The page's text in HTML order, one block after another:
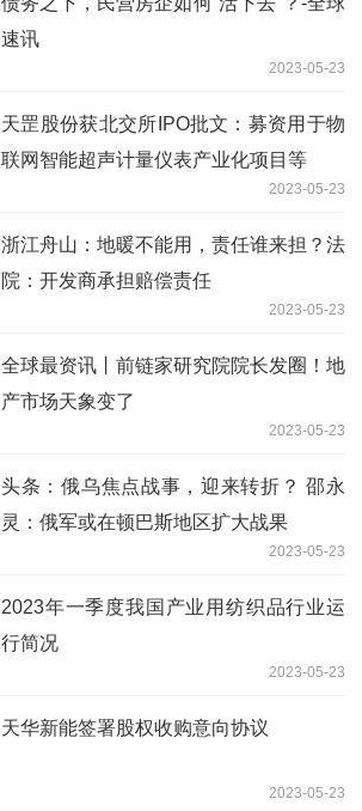
速讯
2023-05-23
天罡股份获北交所IPO批文：募资用于物
联网智能超声计量仪表产业化项目等
2023-05-23
浙江舟山：地暖不能用，责任谁来担？法
院：开发商承担赔偿责任
2023-05-23
全球最资讯丨前链家研究院院长发圈！地
产市场天象变了
2023-05-23
头条：俄乌焦点战事，迎来转折？ 邵永
灵：俄军或在顿巴斯地区扩大战果
2023-05-23
2023年一季度我国产业用纺织品行业运
行简况
2023-05-23
天华新能签署股权收购意向协议
2023-05-23